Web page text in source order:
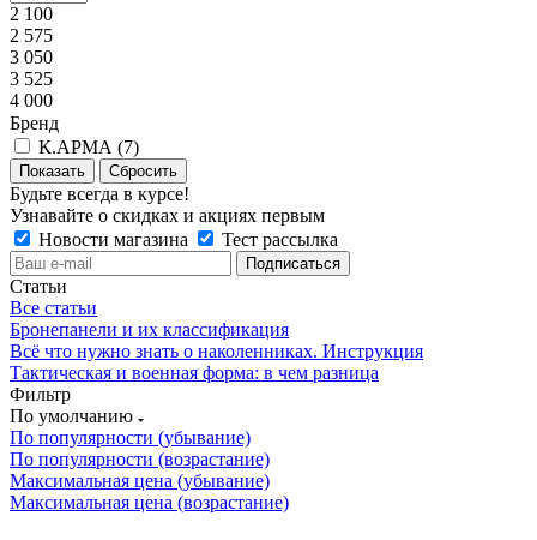
2 100
2 575
3 050
3 525
4 000
Бренд
К.АРМА (7)
Сбросить
Будьте всегда в курсе!
Узнавайте о скидках и акциях первым
Новости магазина
Тест рассылка
Статьи
Все статьи
Бронепанели и их классификация
Всё что нужно знать о наколенниках. Инструкция
Тактическая и военная форма: в чем разница
Фильтр
По умолчанию
По популярности (убывание)
По популярности (возрастание)
Максимальная цена (убывание)
Максимальная цена (возрастание)